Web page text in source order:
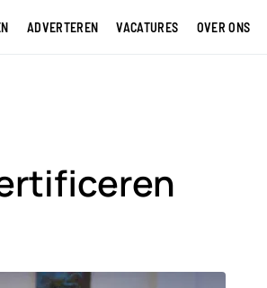
ADVERTEREN VACATURES OVER ONS